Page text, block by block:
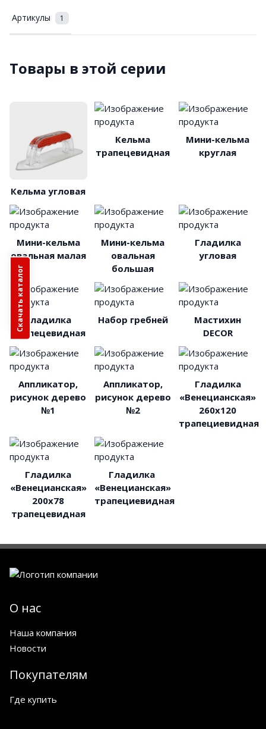
Артикулы 1
Товары в этой серии
Кельма угловая
Кельма
трапецевидная
Мини-кельма
круглая
Мини-кельма
овальная малая
Мини-кельма
овальная
большая
Гладилка
угловая
Гладилка
трапецевидная
Набор гребней
Мастихин
DECOR
Аппликатор,
рисунок дерево
№1
Аппликатор,
рисунок дерево
№2
Гладилка
«Венецианская»
260х120
трапециевидная
Гладилка
«Венецианская»
200х78
трапецевидная
Гладилка
«Венецианская»
трапециевидная
О нас
Наша компания
Новости
Покупателям
Где купить
Скачать каталог